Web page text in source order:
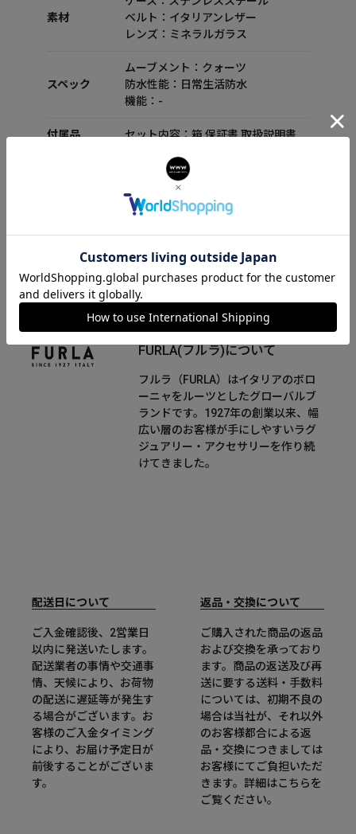
素材
ベルト：イタリアンレザー
レンズ：ミネラルガラス
スペック
ムーブメント：クォーツ
防水性能：日常生活防水
機能：-
付属品 セット内容：箱 保証書 取扱説明書
FURLA(フルラ)について
フルラ（FURLA）はイタリアのボロ
ーニャをルーツとしたグローバルブ
ランドです。1927年の創業以来、幅
広い層のお客様が手にしやすいラグ
ジュアリー・アクセサリーを作り続
けてきました。
配送日について
ご入金確認後、2営業日
以内に発送いたします。
配送業者の事情や交通事
情、天候により、お荷物
の配送に遅延等が発生す
る場合がございます。お
客様のご入金タイミング
により、お届け予定日が
前後することがございま
す。
返品・交換について
ご購入された商品の返品
および交換を承っており
ます。商品の返送及び再
送に要する送料・手数料
については、初期不良の
場合は当社が、それ以外
のお客様都合による返
品・交換につきましては
お客様にてご負担いただ
きます。詳細はこちらを
ご覧ください。